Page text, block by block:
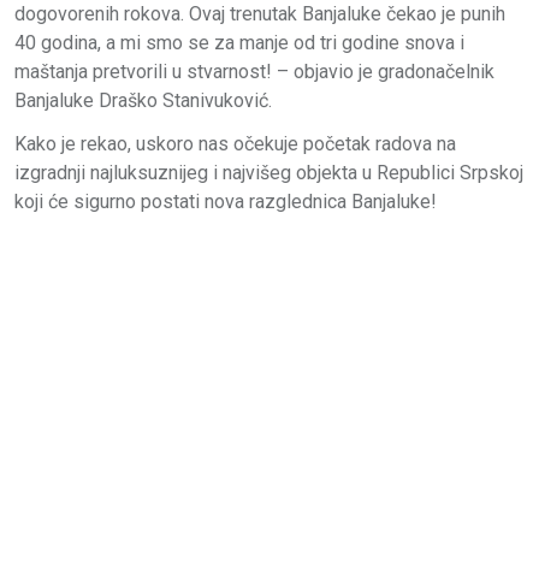
dogovorenih rokova. Ovaj trenutak Banjaluke čekao je punih
40 godina, a mi smo se za manje od tri godine snova i
maštanja pretvorili u stvarnost! – objavio je gradonačelnik
Banjaluke Draško Stanivuković.
Kako je rekao, uskoro nas očekuje početak radova na
izgradnji najluksuznijeg i najvišeg objekta u Republici Srpskoj
koji će sigurno postati nova razglednica Banjaluke!